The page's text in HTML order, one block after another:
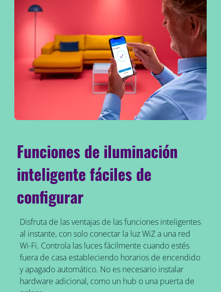
Funciones de iluminación
inteligente fáciles de
configurar
Disfruta de las ventajas de las funciones inteligentes
al instante, con solo conectar la luz WiZ a una red
Wi-Fi. Controla las luces fácilmente cuando estés
fuera de casa estableciendo horarios de encendido
y apagado automático. No es necesario instalar
hardware adicional, como un hub o una puerta de